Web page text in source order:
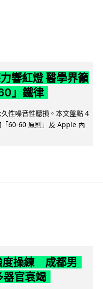
響紅燈 醫學界籲
」鐵律
性噪音性聽損。本文盤點 4
60-60 原則」及 Apple 內
度操練 成都男
官衰竭